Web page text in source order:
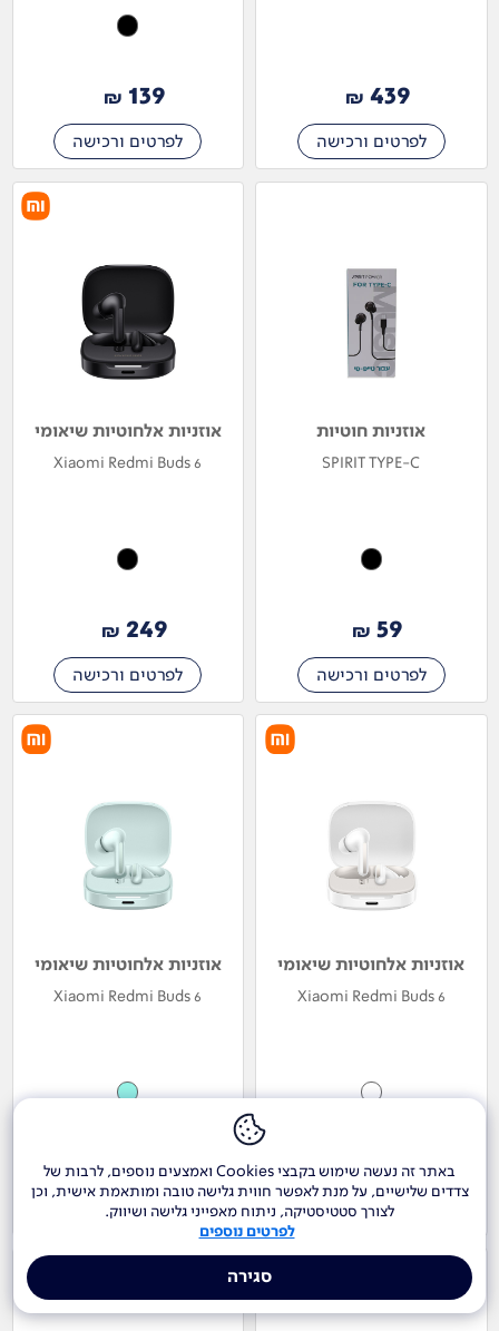
באתר זה נעשה שימוש בקבצי Cookies ואמצעים נוספים, לרבות של
צדדים שלישיים, על מנת לאפשר חווית גלישה טובה ומותאמת אישית, וכן
לצורך סטטיסטיקה, ניתוח מאפייני גלישה ושיווק.
לפרטים נוספים
סגירה
439
₪
לפרטים ורכישה
139
₪
לפרטים ורכישה
אוזניות חוטיות
SPIRIT TYPE-C
59
₪
לפרטים ורכישה
אוזניות אלחוטיות שיאומי
Xiaomi Redmi Buds 6
249
₪
לפרטים ורכישה
אוזניות אלחוטיות שיאומי
Xiaomi Redmi Buds 6
249
₪
לפרטים ורכישה
אוזניות אלחוטיות שיאומי
Xiaomi Redmi Buds 6
249
₪
לפרטים ורכישה